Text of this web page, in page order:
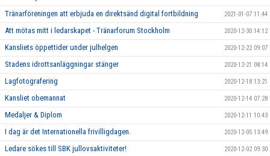
Tränarföreningen att erbjuda en direktsänd digital fortbildning 2021-01-07 11:44
Att mötas mitt i ledarskapet - Tränarforum Stockholm 2020-12-30 14:12
Kansliets öppettider under julhelgen 2020-12-22 09:07
Stadens idrottsanläggningar stänger 2020-12-21 08:14
Lagfotografering 2020-12-18 13:21
Kansliet obemannat 2020-12-14 07:28
Medaljer & Diplom 2020-12-11 10:43
I dag är det Internationella frivilligdagen. 2020-12-05 13:49
Ledare sökes till SBK jullovsaktiviteter! 2020-12-02 09:30